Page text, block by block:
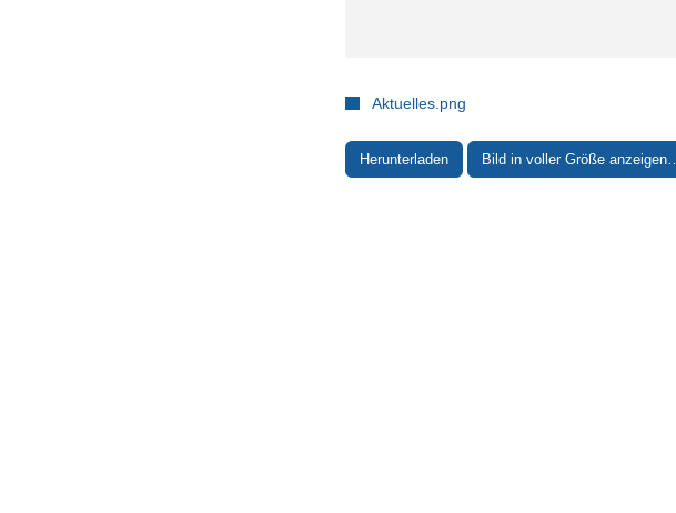
Aktuelles.png
Herunterladen Bild in voller Größe anzeigen…